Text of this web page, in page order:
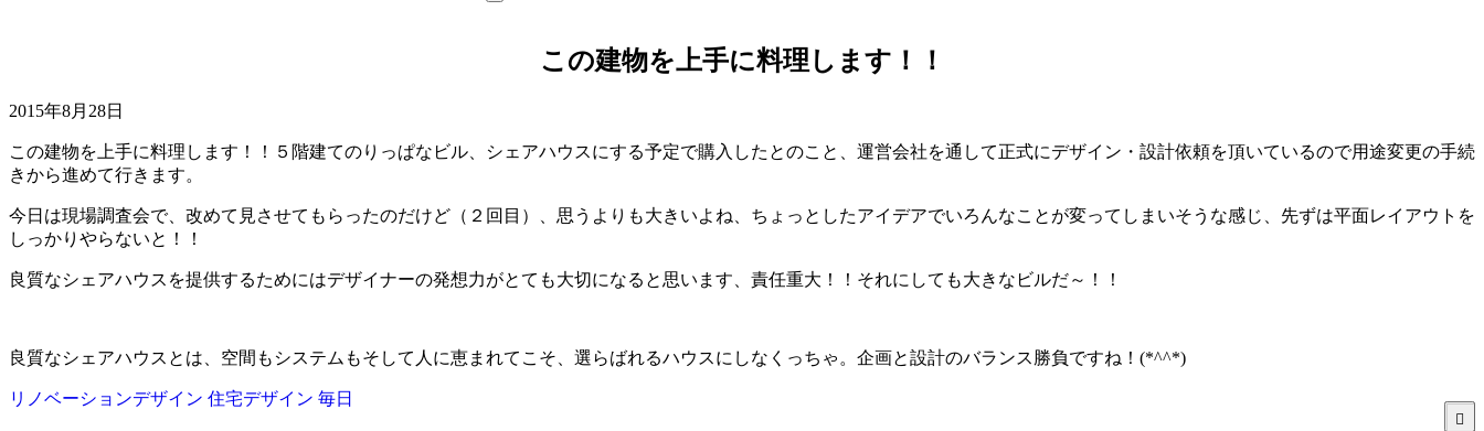
この建物を上手に料理します！！
2015年8月28日
この建物を上手に料理します！！５階建てのりっぱなビル、シェアハウスにする予定で購入したとのこと、運営会社を通して正式にデザイン・設計依頼を頂いているので用途変更の手続
きから進めて行きます。
今日は現場調査会で、改めて見させてもらったのだけど（２回目）、思うよりも大きいよね、ちょっとしたアイデアでいろんなことが変ってしまいそうな感じ、先ずは平面レイアウトを
しっかりやらないと！！
良質なシェアハウスを提供するためにはデザイナーの発想力がとても大切になると思います、責任重大！！それにしても大きなビルだ～！！
良質なシェアハウスとは、空間もシステムもそして人に恵まれてこそ、選らばれるハウスにしなくっちゃ。企画と設計のバランス勝負ですね！(*^^*)
リノベーションデザイン 住宅デザイン 毎日